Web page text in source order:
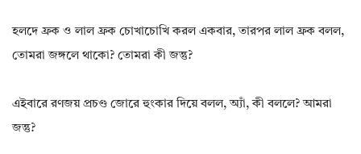
হলদে ফ্রক ও লাল ফ্রক চোখাচোখি করল একবার, তারপর লাল ফ্রক বলল,
তোমরা জঙ্গলে থাকো? তোমরা কী জন্তু?
এইবারে রণজয় প্রচণ্ড জোরে হুংকার দিয়ে বলল, অ্যাঁ, কী বললে? আমরা
জন্তু?